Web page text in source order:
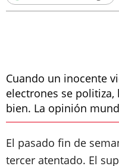
Cuando un inocente
electrones se
bien. La opinión
El pasado fin de
tercer atentado. El